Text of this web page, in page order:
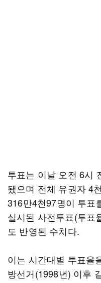
투표는 이날 오전 6시
됐으며 전체 유권자 4
316만4천97명이 투표
실시된 사전투표(투표
도 반영된 수치다.
이는 시간대별 투표율
방선거(1998년) 이후